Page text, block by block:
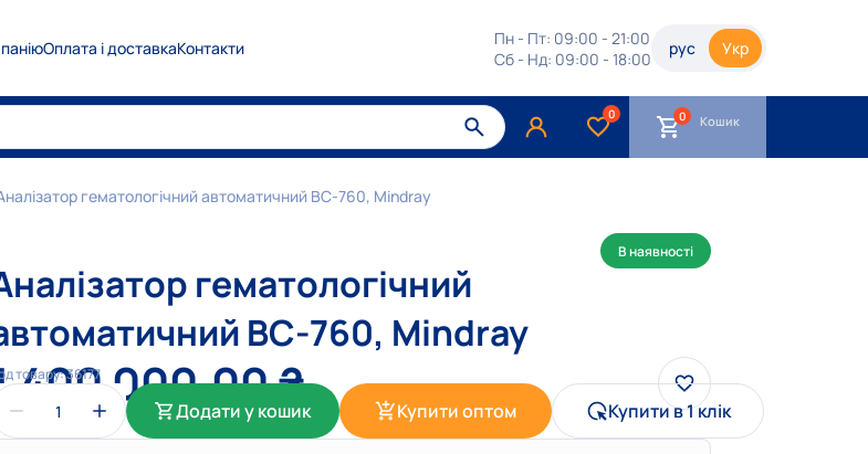
Оплата і доставкаКонтакти
067 Показати номер
info@medplanet.com.ua
Пн - Пт: 09:00 - 21:00
Сб - Нд: 09:00 - 18:00
рус Укр
0 Кошик
гематологічний автоматичний BC-760, Mindray
В наявності
гематологічний
BC-760, Mindray
400 000,00₴
товару:36177
Додати у кошик Купити оптом Купити в 1 клік